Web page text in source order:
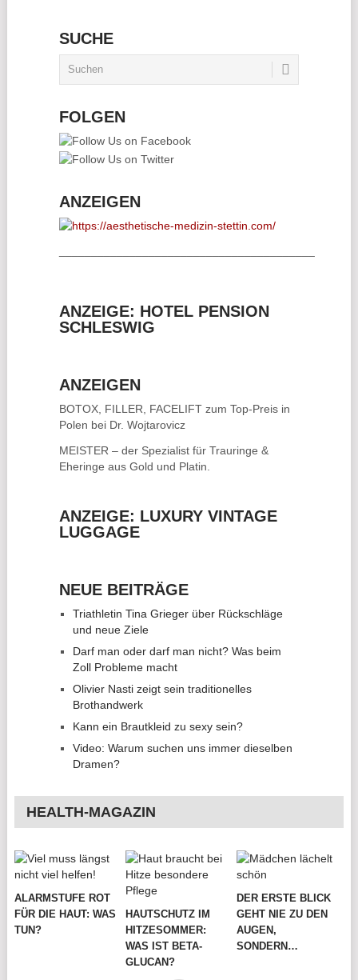
SUCHE
FOLGEN
ANZEIGEN
ANZEIGE: HOTEL PENSION
SCHLESWIG
ANZEIGEN
BOTOX, FILLER, FACELIFTzum Top-Preis in
Polen bei Dr. Wojtarovicz
MEISTER – der Spezialist für Trauringe &
Eheringe aus Gold und Platin.
ANZEIGE: LUXURY VINTAGE
LUGGAGE
NEUE BEITRÄGE
Triathletin Tina Grieger über Rückschläge
und neue Ziele
Darf man oder darf man nicht? Was beim
Zoll Probleme macht
Olivier Nasti zeigt sein traditionelles
Brothandwerk
Kann ein Brautkleid zu sexy sein?
Video: Warum suchen uns immer dieselben
Dramen?
HEALTH-MAGAZIN
ALARMSTUFE ROT
FÜR DIE HAUT: WAS
TUN?
HAUTSCHUTZ IM
HITZESOMMER:
WAS IST BETA-
GLUCAN?
DER ERSTE BLICK
GEHT NIE ZU DEN
AUGEN,
SONDERN…